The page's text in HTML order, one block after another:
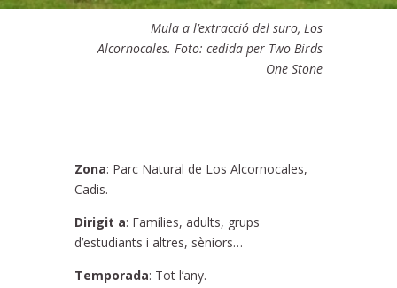
Mula a l’extracció del suro, Los
Alcornocales. Foto: cedida per Two Birds
One Stone
Zona: Parc Natural de Los Alcornocales,
Cadis.
Dirigit a: Famílies, adults, grups
d’estudiants i altres, sèniors…
Temporada: Tot l’any.